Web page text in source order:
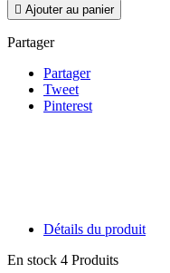
 Ajouter au panier
Partager
Partager
Tweet
Pinterest
Détails du produit
En stock 4 Produits